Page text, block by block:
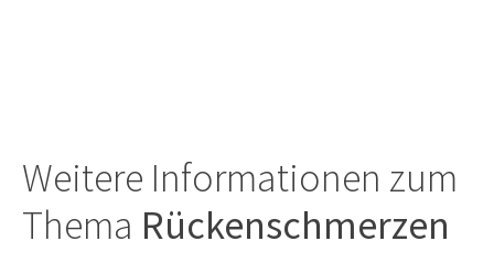
Weitere Informationen zum
Thema Rückenschmerzen